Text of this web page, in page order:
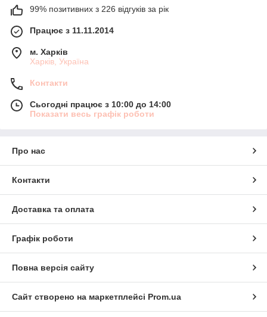
99% позитивних з 226 відгуків за рік
Працює з 11.11.2014
м. Харків
Харків, Україна
Контакти
Сьогодні працює з 10:00 до 14:00
Показати весь графік роботи
Про нас
Контакти
Доставка та оплата
Графік роботи
Повна версія сайту
Сайт створено на маркетплейсі Prom.ua